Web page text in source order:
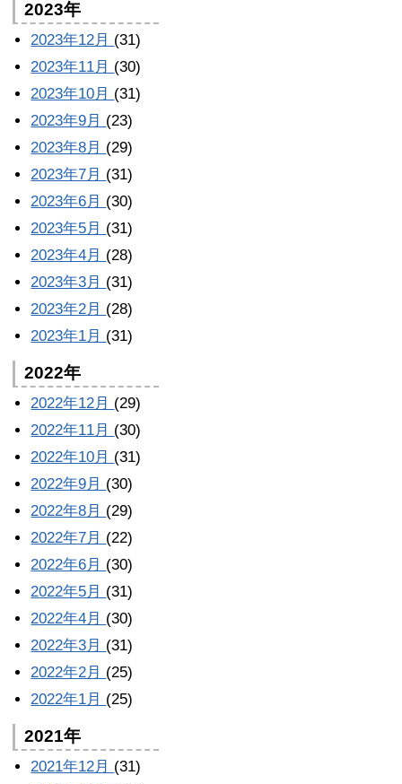
2023年
2023年12月 (31)
2023年11月 (30)
2023年10月 (31)
2023年9月 (23)
2023年8月 (29)
2023年7月 (31)
2023年6月 (30)
2023年5月 (31)
2023年4月 (28)
2023年3月 (31)
2023年2月 (28)
2023年1月 (31)
2022年
2022年12月 (29)
2022年11月 (30)
2022年10月 (31)
2022年9月 (30)
2022年8月 (29)
2022年7月 (22)
2022年6月 (30)
2022年5月 (31)
2022年4月 (30)
2022年3月 (31)
2022年2月 (25)
2022年1月 (25)
2021年
2021年12月 (31)